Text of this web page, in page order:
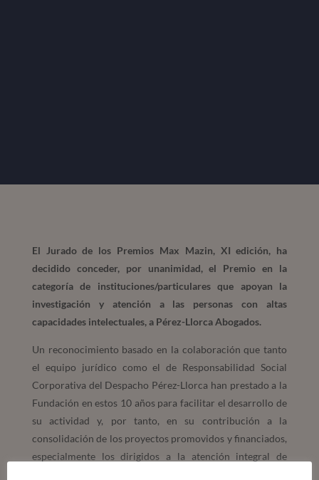
El Jurado de los Premios Max Mazin, XI edición, ha
decidido conceder, por unanimidad, el Premio en la
categoría de instituciones/particulares que apoyan la
investigación y atención a las personas con altas
capacidades intelectuales, a Pérez-Llorca Abogados.
Un reconocimiento basado en la colaboración que tanto
el equipo jurídico como el de Responsabilidad Social
Corporativa del Despacho Pérez-Llorca han prestado a la
Fundación en estos 10 años para facilitar el desarrollo de
su actividad y, por tanto, en su contribución a la
consolidación de los proyectos promovidos y financiados,
especialmente los dirigidos a la atención integral de